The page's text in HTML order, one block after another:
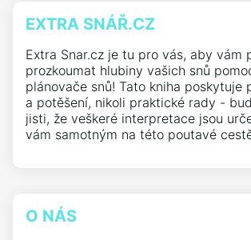
EXTRA SNÁŘ.CZ
Extra Snar.cz je tu pro vás, aby vám
prozkoumat hlubiny vašich snů
plánovače snů! Tato kniha poskytuje
a potěšení, nikoli praktické rady -
jisti, že veškeré interpretace jsou
vám samotným na této poutavé
O NÁS